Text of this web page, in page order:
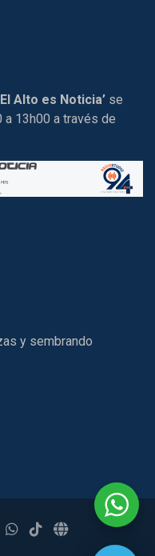
Alto es Noticia’ se
13h00 a través de
y sembrando